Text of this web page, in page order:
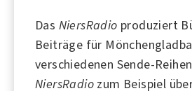
Das NiersRadio produziert
Beiträge für
verschiedenen Sende-
NiersRadio zum Beispiel